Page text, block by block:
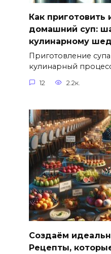
Как приготовить
домашний суп:
кулинарному
Приготовление
кулинарный
12 2.2к.
Создаём
Рецепты,